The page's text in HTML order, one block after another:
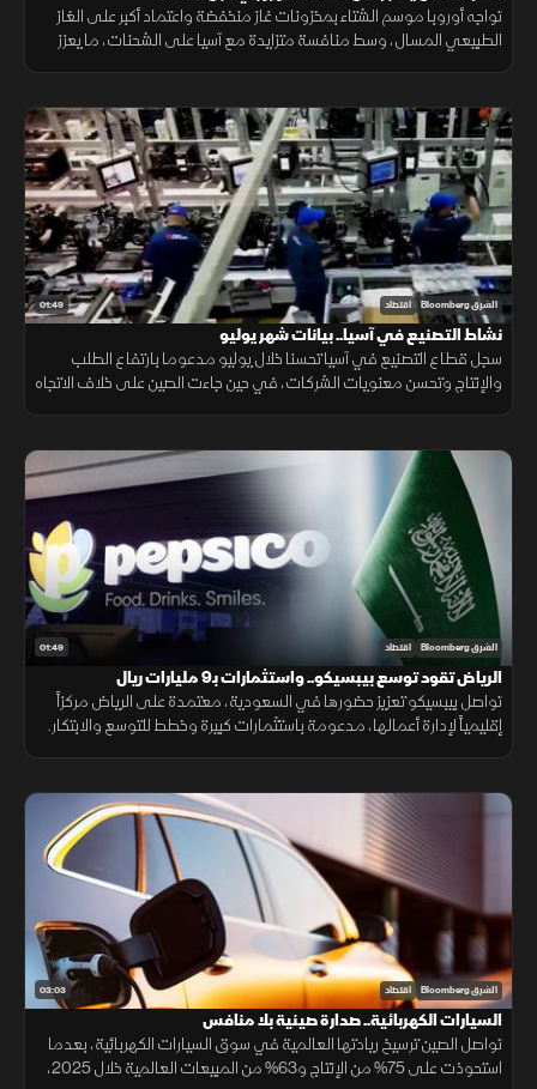
تواجه أوروبا موسم الشتاء بمخزونات غاز منخفضة واعتماد أكبر على الغاز
الطبيعي المسال، وسط منافسة متزايدة مع آسيا على الشحنات، ما يعزز
01:49 الشرق Bloomberg اقتصاد
نشاط التصنيع في آسيا.. بيانات شهر يوليو
سجل قطاع التصنيع في آسيا تحسنا خلال يوليو مدعوما بارتفاع الطلب
والإنتاج وتحسن معنويات الشركات، في حين جاءت الصين على خلاف الاتجاه
01:49 الشرق Bloomberg اقتصاد
الرياض تقود توسع بيبسيكو.. واستثمارات بـ9 مليارات ريال
تواصل بيبسيكو تعزيز حضورها في السعودية، معتمدة على الرياض مركزاً
إقليمياً لإدارة أعمالها، مدعومة باستثمارات كبيرة وخطط للتوسع والابتكار.
03:03 الشرق Bloomberg اقتصاد
السيارات الكهربائية.. صدارة صينية بلا منافس
تواصل الصين ترسيخ ريادتها العالمية في سوق السيارات الكهربائية، بعدما
استحوذت على 75% من الإنتاج و63% من المبيعات العالمية خلال 2025،